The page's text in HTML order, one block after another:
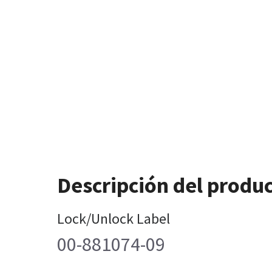
Descripción del
Lock/Unlock Label
00-881074-09